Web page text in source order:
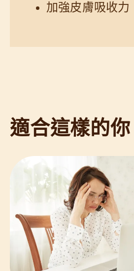
加強皮膚吸收力
適合這樣的你